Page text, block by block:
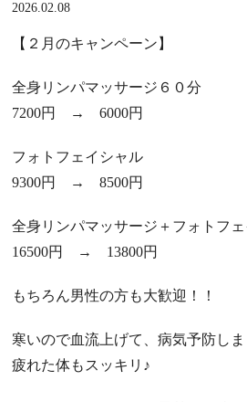
2026.02.08
【２月のキャンペーン】
全身リンパマッサージ６０分
7200円 → 6000円
フォトフェイシャル
9300円 → 8500円
全身リンパマッサージ＋フォトフ
16500円 → 13800円
もちろん男性の方も大歓迎！！
寒いので血流上げて、病気予防しま
疲れた体もスッキリ♪